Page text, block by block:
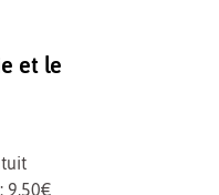
et le
9,50€